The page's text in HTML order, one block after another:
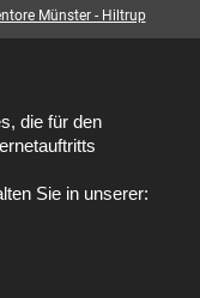
Münster - Hiltrup
die für den
Sie in unserer: